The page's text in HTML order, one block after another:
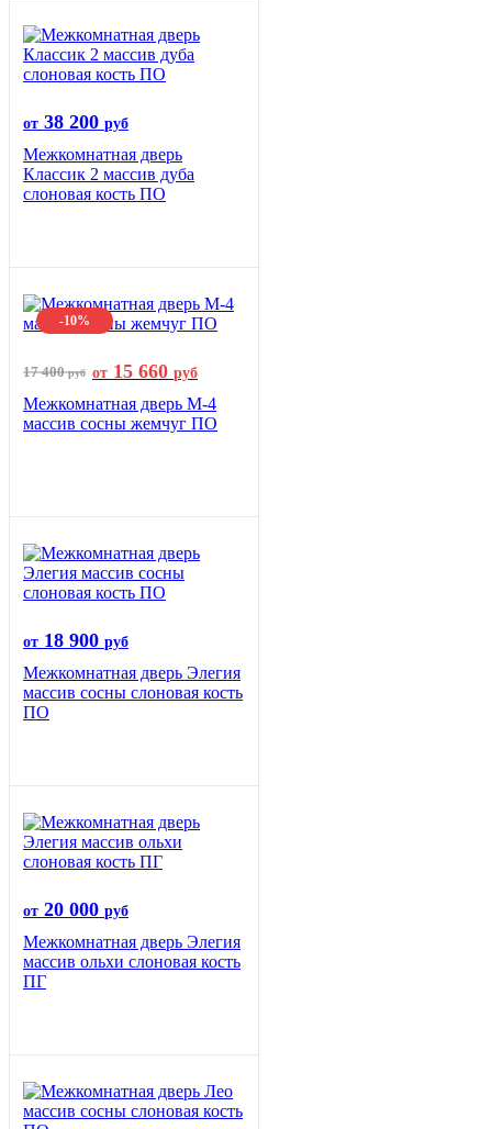
от 38 200 руб
Межкомнатная дверь
Классик 2 массив дуба
слоновая кость ПО
-10%
17 400руб от 15 660 руб
Межкомнатная дверь М-4
массив сосны жемчуг ПО
от 18 900 руб
Межкомнатная дверь Элегия
массив сосны слоновая кость
ПО
от 20 000 руб
Межкомнатная дверь Элегия
массив ольхи слоновая кость
ПГ